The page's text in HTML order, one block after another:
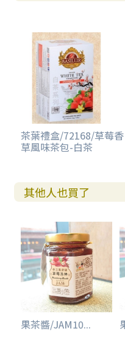
茶葉禮盒/72168/草莓香
草風味茶包-白茶
其他人也買了
果茶醬/JAM10...